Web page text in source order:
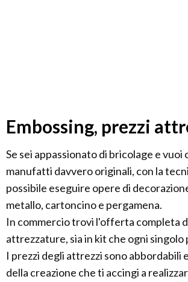
Embossing, prezzi
Se sei appassionato di bricolage e vuoi
manufatti davvero originali, con la
possibile eseguire opere di
metallo, cartoncino e pergamena.
In commercio trovi l'offerta completa
attrezzature, sia in kit che ogni singolo
I prezzi degli attrezzi sono abbordabili
della creazione che ti accingi a